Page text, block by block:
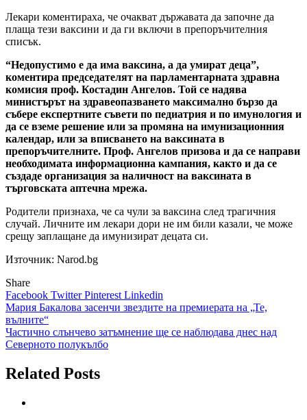
Лекари коментираха, че очакват държавата да започне да
плаща тези ваксини и да ги включи в препоръчителния
списък.
“Недопустимо е да има ваксина, а да умират деца”,
коментира председателят на парламентарната здравна
комисия проф. Костадин Ангелов. Той се надява
министърът на здравеопазването максимално бързо да
събере експертните съвети по педиатрия и по имунология и
да се вземе решение или за промяна на имунизационния
календар, или за вписването на ваксината в
препоръчителните. Проф. Ангелов призова и да се направи
необходимата информационна кампания, както и да се
създаде организация за наличност на ваксината в
търговската аптечна мрежа.
Родители признаха, че са чули за ваксина след трагичния
случай. Личните им лекари дори не им били казали, че може
срещу заплащане да имунизират децата си.
Източник: Narod.bg
Share
Facebook TwitterPinterest Linkedin
Навигация
Мария Бакалова засенчи звездите на премиерата на „Те,
вълните“
Частично слънчево затъмнение ще се наблюдава днес над
Северното полукълбо
Related Posts